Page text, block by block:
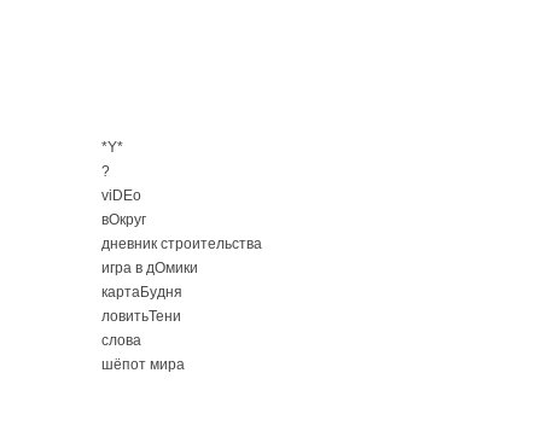
*Y*
?
viDEo
вОкруг
дневник строительства
игра в дОмики
картаБудня
ловитьТени
слова
шёпот мира